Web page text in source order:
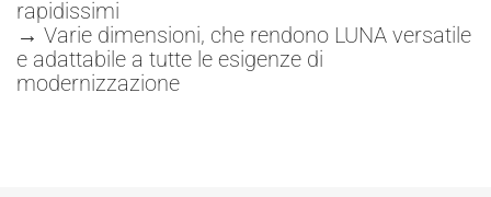
rapidissimi
→ Varie dimensioni, che rendono LUNA versatile
e adattabile a tutte le esigenze di
modernizzazione